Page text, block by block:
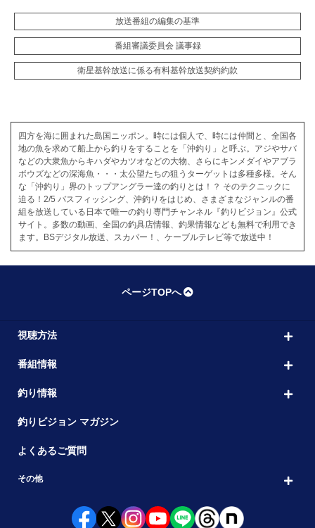
放送番組の編集の基準
番組審議委員会 議事録
衛星基幹放送に係る有料基幹放送契約約款
四方を海に囲まれた島国ニッポン。時には個人で、時には仲間と、全国各
地の魚を求めて船上から釣りをすることを「沖釣り」と呼ぶ。アジやサバ
などの大衆魚からキハダやカツオなどの大物、さらにキンメダイやアブラ
ボウズなどの深海魚・・・太公望たちの狙うターゲットは多種多様。そん
な「沖釣り」界のトップアングラー達の釣りとは！？ そのテクニックに
迫る！2/5 バスフィッシング、沖釣りをはじめ、さまざまなジャンルの番
組を放送している日本で唯一の釣り専門チャンネル『釣りビジョン』公式
サイト。多数の動画、全国の釣具店情報、釣果情報なども無料で利用でき
ます。BSデジタル放送、スカパー！、ケーブルテレビ等で放送中！
ページTOPへ
視聴方法
番組情報
釣り情報
釣りビジョン マガジン
よくあるご質問
その他